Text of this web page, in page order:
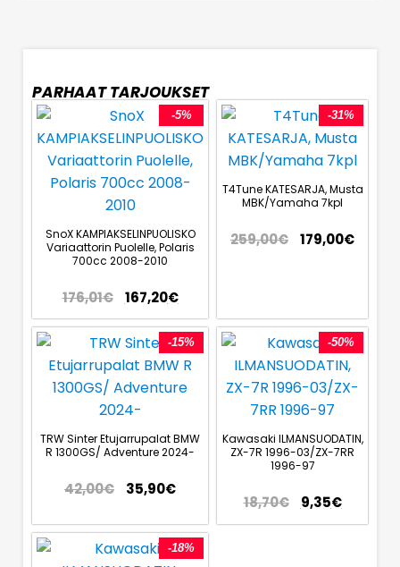
PARHAAT TARJOUKSET
-5%
SnoX KAMPIAKSELINPUOLISKO
Variaattorin Puolelle, Polaris
700cc 2008-2010
176,01€ 167,20€
-31%
T4Tune KATESARJA, Musta
MBK/Yamaha 7kpl
259,00€ 179,00€
-15%
TRW Sinter Etujarrupalat BMW
R 1300GS/ Adventure 2024-
42,00€ 35,90€
-50%
Kawasaki ILMANSUODATIN,
ZX-7R 1996-03/ZX-7RR
1996-97
18,70€ 9,35€
-18%